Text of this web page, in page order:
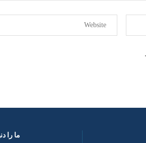
ما را